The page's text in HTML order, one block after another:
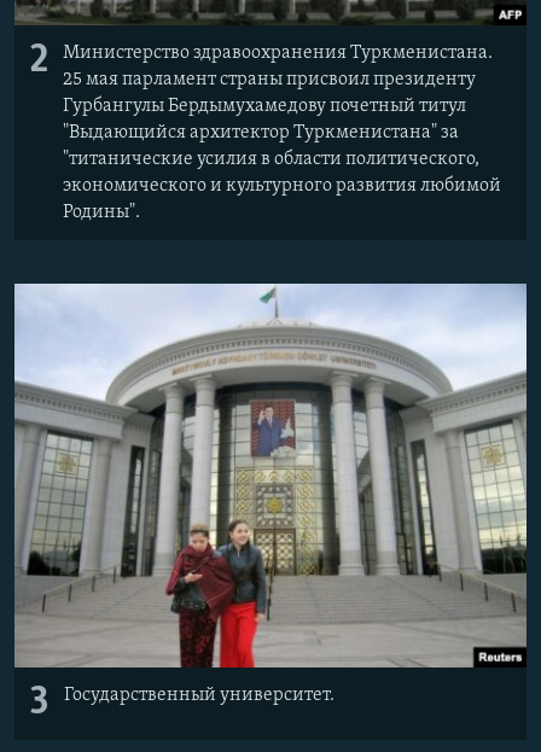
2
Министерство здравоохранения Туркменистана.
25 мая парламент страны присвоил президенту
Гурбангулы Бердымухамедову почетный титул
"Выдающийся архитектор Туркменистана" за
"титанические усилия в области политического,
экономического и культурного развития любимой
Родины".
3 Государственный университет.